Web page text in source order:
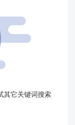
其它关键词搜索